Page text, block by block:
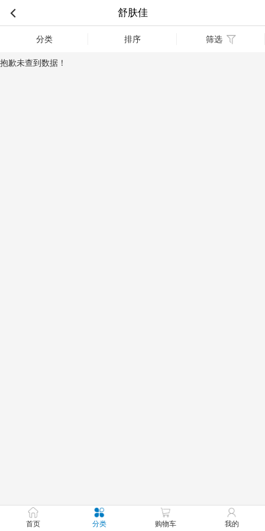
舒肤佳
分类 排序 筛选
抱歉未查到数据！
首页 分类 购物车 我的